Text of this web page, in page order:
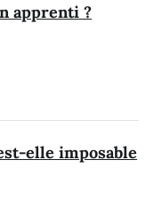
apprenti ?
elle imposable